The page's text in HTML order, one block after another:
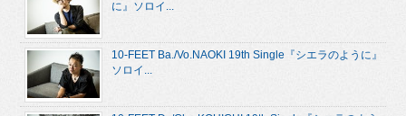
に』ソロイ...
10-FEET Ba./Vo.NAOKI 19th Single『シエラのように』
ソロイ...